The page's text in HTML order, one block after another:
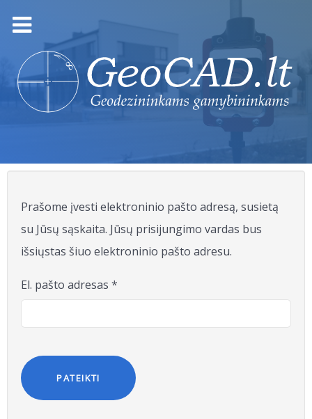
Prašome įvesti elektroninio pašto adresą, susietą
su Jūsų sąskaita. Jūsų prisijungimo vardas bus
išsiųstas šiuo elektroninio pašto adresu.
El. pašto adresas *
PATEIKTI